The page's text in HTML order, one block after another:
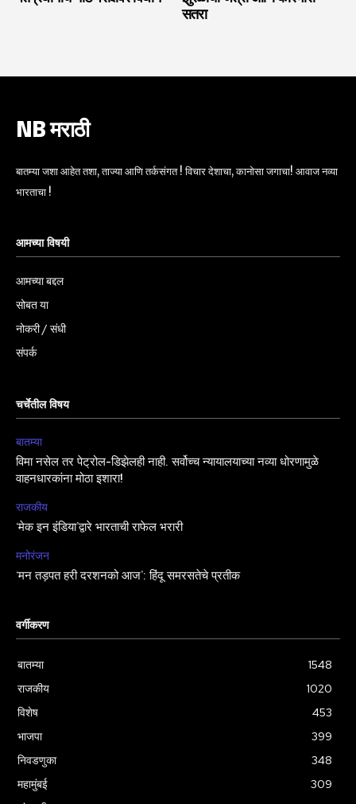
सतरा
NB मराठी
बातम्या जशा आहेत तशा, ताज्या आणि तर्कसंगत ! विचार देशाचा, कानोसा जगाचा! आवाज नव्या
भारताचा !
आमच्या विषयी
आमच्या बद्दल
सोबत या
नोकरी / संधी
संपर्क
चर्चेतील विषय
बातम्या
विमा नसेल तर पेट्रोल-डिझेलही नाही. सर्वोच्च न्यायालयाच्या नव्या धोरणामुळे
वाहनधारकांना मोठा इशारा!
राजकीय
‘मेक इन इंडिया’द्वारे भारताची राफेल भरारी
मनोरंजन
‘मन तड़पत हरी दरशनको आज’: हिंदू समरसतेचे प्रतीक
वर्गीकरण
बातम्या
1548
राजकीय
1020
विशेष
453
भाजपा
399
निवडणुका
348
महामुंबई
309